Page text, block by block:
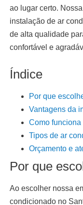
ao lugar certo.
instalação de ar
de alta qualidade
confortável e
Índice
Por que
Vantagens da
Como
Tipos de ar
Orçamento e
Por que
Ao escolher nossa
condicionado no